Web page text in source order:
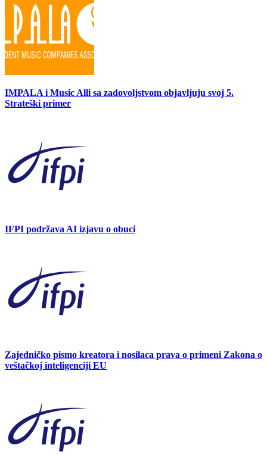
IMPALA i Music Alli sa zadovoljstvom objavljuju svoj 5.
Strateški primer
IFPI podržava AI izjavu o obuci
Zajedničko pismo kreatora i nosilaca prava o primeni Zakona o
veštačkoj inteligenciji EU